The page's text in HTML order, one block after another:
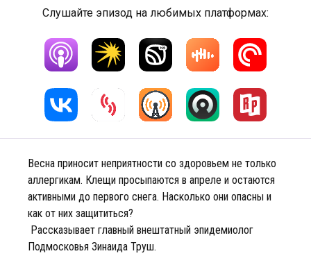
Слушайте эпизод на любимых платформах:
Весна приносит неприятности со здоровьем не только
аллергикам. Клещи просыпаются в апреле и остаются
активными до первого снега. Насколько они опасны и
как от них защититься?
Рассказывает главный внештатный эпидемиолог
Подмосковья Зинаида Труш.